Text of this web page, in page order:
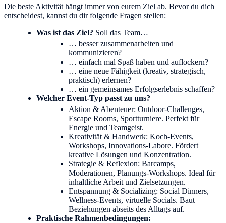
Die beste Aktivität hängt immer von eurem Ziel ab. Bevor du dich
entscheidest, kannst du dir folgende Fragen stellen:
Was ist das Ziel? Soll das Team…
… besser zusammenarbeiten und
kommunizieren?
… einfach mal Spaß haben und auflockern?
… eine neue Fähigkeit (kreativ, strategisch,
praktisch) erlernen?
… ein gemeinsames Erfolgserlebnis schaffen?
Welcher Event-Typ passt zu uns?
Aktion & Abenteuer: Outdoor-Challenges,
Escape Rooms, Sportturniere. Perfekt für
Energie und Teamgeist.
Kreativität & Handwerk: Koch-Events,
Workshops, Innovations-Labore. Fördert
kreative Lösungen und Konzentration.
Strategie & Reflexion: Barcamps,
Moderationen, Planungs-Workshops. Ideal für
inhaltliche Arbeit und Zielsetzungen.
Entspannung & Socializing: Social Dinners,
Wellness-Events, virtuelle Socials. Baut
Beziehungen abseits des Alltags auf.
Praktische Rahmenbedingungen: